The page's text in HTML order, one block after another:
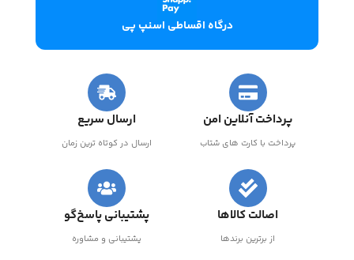
درگاه اقساطی اسنپ پی
پرداخت آنلاین امن
پرداخت با کارت های شتاب
ارسال سریع
ارسال در کوتاه ترین زمان
اصالت کالاها
از برترین برندها
پشتیبانی پاسخ‌گو
پشتیبانی و مشاوره